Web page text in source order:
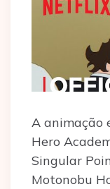
A animação
Hero
Singular
Motonobu